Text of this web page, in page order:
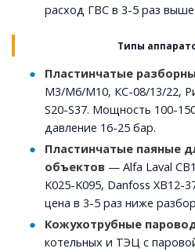
расход ГВС в 3-5 раз выше
Типы
Пластинчатые
M3/M6/M10, КС-08/13/22,
S20-S37. Мощность 100-
давление 16-25 бар.
Пластинчатые паяные
объектов — Alfa Laval
K025-K095, Danfoss XB12-
цена в 3-5 раз ниже
Кожухотрубные
котельных и ТЭЦ с